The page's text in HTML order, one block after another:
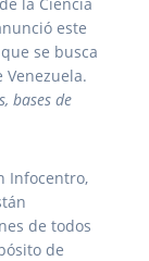
este
se busca
bases de
Infocentro,
de todos
de